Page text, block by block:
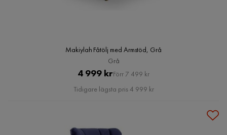
Makiylah Fåtölj med Armstöd, Grå
Grå
Pris
4 999 krOriginal
Pris
Förr 7 499 kr
Tidigare lägsta pris 4 999 kr